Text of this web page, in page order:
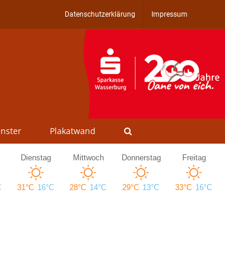
Datenschutzerklärung Impressum
Plakatwand